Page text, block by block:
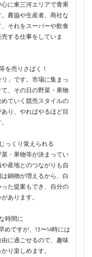
に東三河エリアで青果
農協や生産者、商社な
それをスーパーや飲食
する仕事をしていま
を売りさばく！
」です。市場に集まっ
、その日の野菜・果物
ていく競売スタイルの
り、やればやるほど目
っくり覚えられる
・果物等が決まってい
産地とのつながりも自
鍋物が増えるから、白
た提案もでき、自分の
あります。
時間に
めですが、13〜14時には
に過ごせるので、趣味
り楽しめます。